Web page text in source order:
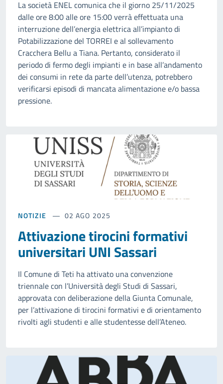
La società ENEL comunica che il giorno 25/11/2025
dalle ore 8:00 alle ore 15:00 verrà effettuata una
interruzione dell’energia elettrica all’impianto di
Potabilizzazione del TORREI e al sollevamento
Cracchera Bellu a Tiana. Pertanto, considerato il
periodo di fermo degli impianti e in base all’andamento
dei consumi in rete da parte dell’utenza, potrebbero
verificarsi episodi di mancata alimentazione e/o bassa
pressione.
NOTIZIE 02 AGO 2025
Attivazione tirocini formativi
universitari UNI Sassari
Il Comune di Teti ha attivato una convenzione
triennale con l’Università degli Studi di Sassari,
approvata con deliberazione della Giunta Comunale,
per l’attivazione di tirocini formativi e di orientamento
rivolti agli studenti e alle studentesse dell’Ateneo.